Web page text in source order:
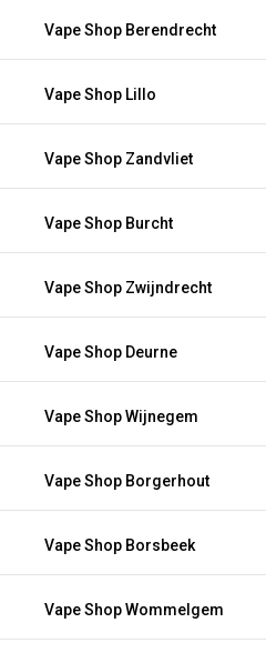
Vape Shop Berendrecht
Vape Shop Lillo
Vape Shop Zandvliet
Vape Shop Burcht
Vape Shop Zwijndrecht
Vape Shop Deurne
Vape Shop Wijnegem
Vape Shop Borgerhout
Vape Shop Borsbeek
Vape Shop Wommelgem